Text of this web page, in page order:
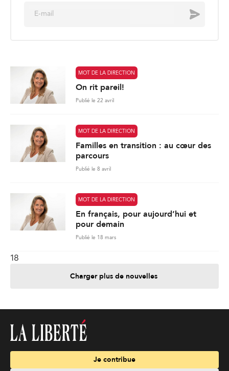
Envoyer
MOT DE LA DIRECTION
On rit pareil!
Publié le 22 avril
MOT DE LA DIRECTION
Familles en transition : au cœur des
parcours
Publié le 8 avril
MOT DE LA DIRECTION
En français, pour aujourd’hui et
pour demain
Publié le 18 mars
18
Charger plus de nouvelles
Je contribue